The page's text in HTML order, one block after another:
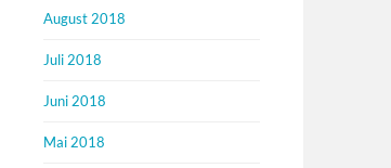
August 2018
Juli 2018
Juni 2018
Mai 2018